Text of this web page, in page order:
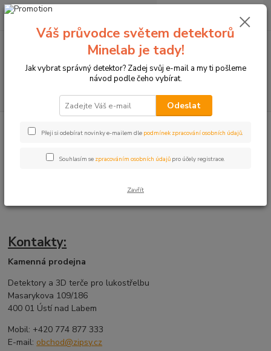
+420774877333
0 Kč
Kontaktní informace
Kontakty:
Kamenná prodejna
Detektory a 3D terče pro lukostřelbu
Masarykova 109/186
400 01 Ústí nad Labem
Mobil: +420 774 877 333
E-mail: obchod@zipsy.cz
Váš průvodce světem detektorů
Minelab je tady!
Jak vybrat správný detektor? Zadej svůj e-mail a my ti pošleme
návod podle čeho vybírat.
Odeslat
Přeji si odebírat novinky e-mailem dle podmínek zpracování osobních údajů.
Souhlasím se zpracováním osobních údajů pro účely registrace.
Zavřít